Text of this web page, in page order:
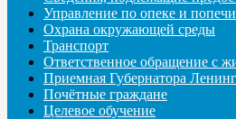
Управление по опеке и
Охрана окружающей среды
Транспорт
Ответственное обращение с
Приемная Губернатора
Почётные граждане
Целевое обучение